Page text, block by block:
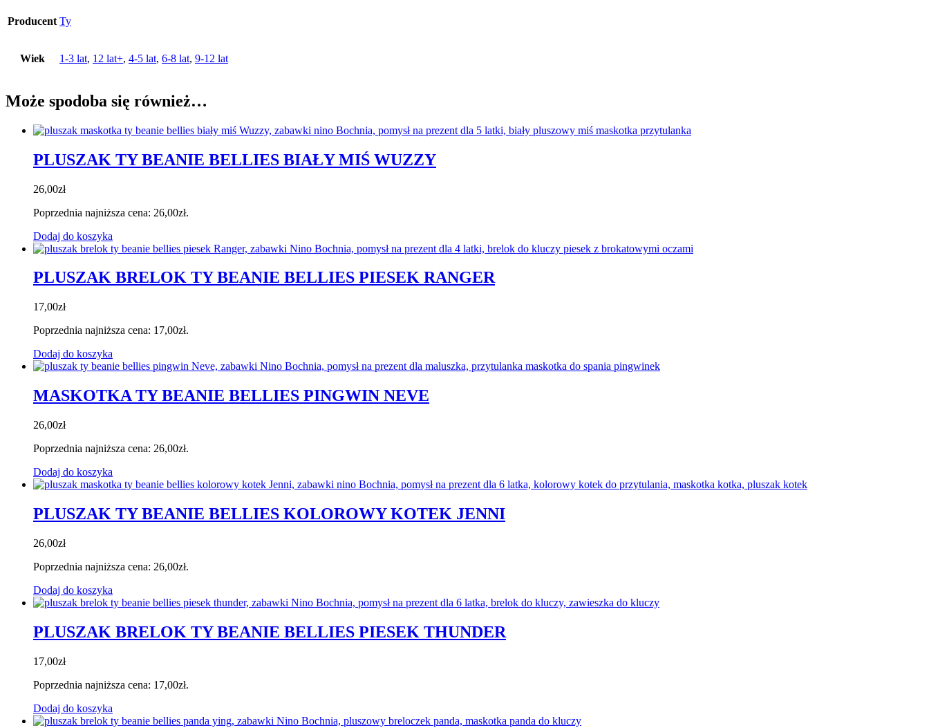
Producent Ty
Wiek 1-3 lat, 12 lat+, 4-5 lat, 6-8 lat, 9-12 lat
Może spodoba się również…
PLUSZAK TY BEANIE BELLIES BIAŁY MIŚ WUZZY
26,00zł
Poprzednia najniższa cena: 26,00zł.
Dodaj do koszyka
PLUSZAK BRELOK TY BEANIE BELLIES PIESEK RANGER
17,00zł
Poprzednia najniższa cena: 17,00zł.
Dodaj do koszyka
MASKOTKA TY BEANIE BELLIES PINGWIN NEVE
26,00zł
Poprzednia najniższa cena: 26,00zł.
Dodaj do koszyka
PLUSZAK TY BEANIE BELLIES KOLOROWY KOTEK JENNI
26,00zł
Poprzednia najniższa cena: 26,00zł.
Dodaj do koszyka
PLUSZAK BRELOK TY BEANIE BELLIES PIESEK THUNDER
17,00zł
Poprzednia najniższa cena: 17,00zł.
Dodaj do koszyka